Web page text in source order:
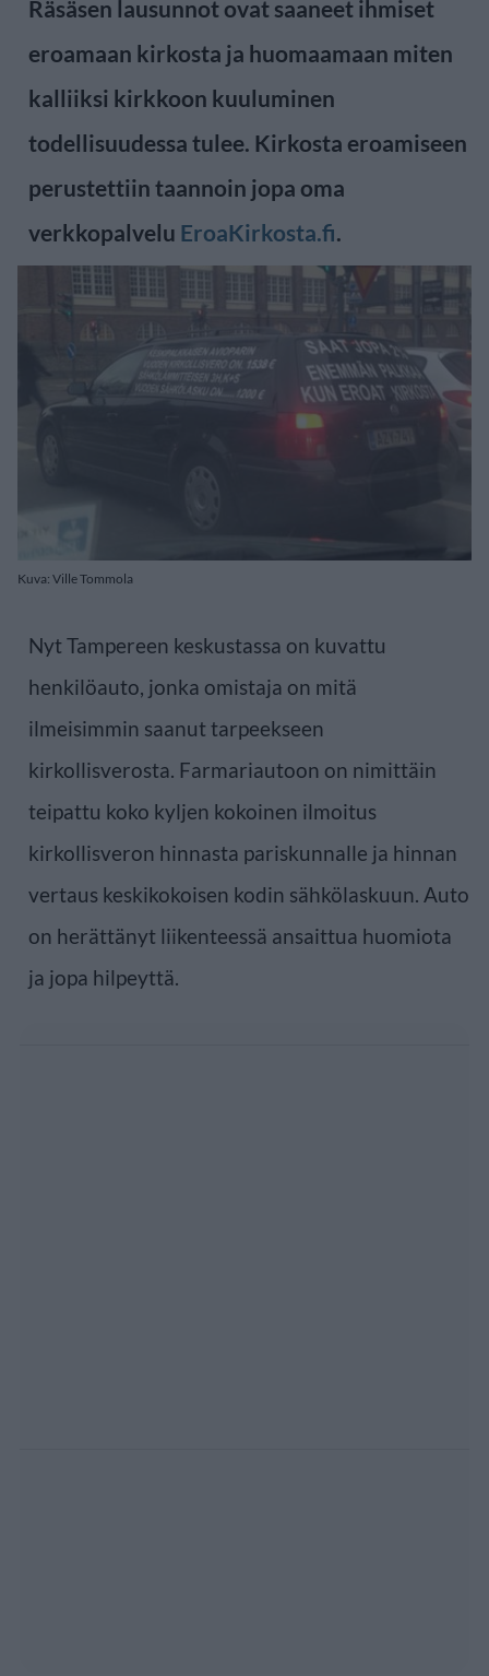
Räsäsen lausunnot ovat saaneet ihmiset
eroamaan kirkosta ja huomaamaan miten
kalliiksi kirkkoon kuuluminen
todellisuudessa tulee. Kirkosta eroamiseen
perustettiin taannoin jopa oma
verkkopalvelu EroaKirkosta.fi.
Kuva: Ville Tommola
Nyt Tampereen keskustassa on kuvattu
henkilöauto, jonka omistaja on mitä
ilmeisimmin saanut tarpeekseen
kirkollisverosta. Farmariautoon on nimittäin
teipattu koko kyljen kokoinen ilmoitus
kirkollisveron hinnasta pariskunnalle ja hinnan
vertaus keskikokoisen kodin sähkölaskuun. Auto
on herättänyt liikenteessä ansaittua huomiota
ja jopa hilpeyttä.